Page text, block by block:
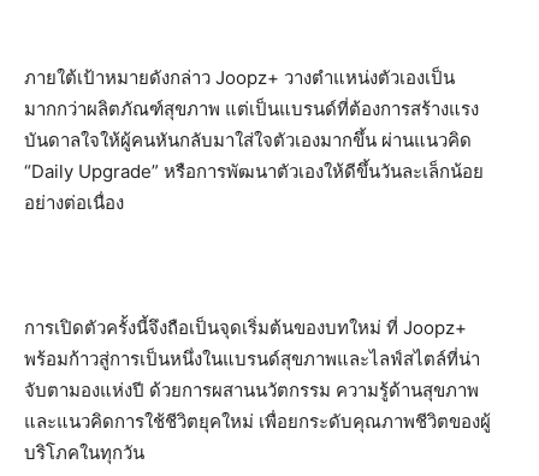
ภายใต้เป้าหมายดังกล่าว Joopz+ วางตำแหน่งตัวเองเป็น
มากกว่าผลิตภัณฑ์สุขภาพ แต่เป็นแบรนด์ที่ต้องการสร้างแรง
บันดาลใจให้ผู้คนหันกลับมาใส่ใจตัวเองมากขึ้น ผ่านแนวคิด
“Daily Upgrade” หรือการพัฒนาตัวเองให้ดีขึ้นวันละเล็กน้อย
อย่างต่อเนื่อง
การเปิดตัวครั้งนี้จึงถือเป็นจุดเริ่มต้นของบทใหม่ ที่ Joopz+
พร้อมก้าวสู่การเป็นหนึ่งในแบรนด์สุขภาพและไลฟ์สไตล์ที่น่า
จับตามองแห่งปี ด้วยการผสานนวัตกรรม ความรู้ด้านสุขภาพ
และแนวคิดการใช้ชีวิตยุคใหม่ เพื่อยกระดับคุณภาพชีวิตของผู้
บริโภคในทุกวัน